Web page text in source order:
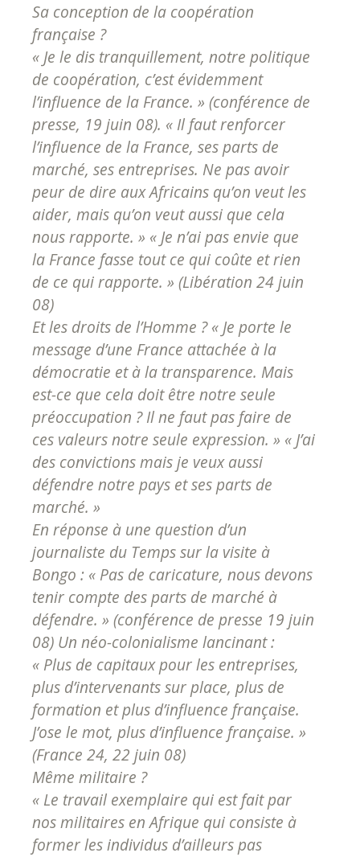
Sa conception de la coopération
française ?
« Je le dis tranquillement, notre politique
de coopération, c’est évidemment
l’influence de la France. » (conférence de
presse, 19 juin 08). « Il faut renforcer
l’influence de la France, ses parts de
marché, ses entreprises. Ne pas avoir
peur de dire aux Africains qu’on veut les
aider, mais qu’on veut aussi que cela
nous rapporte. » « Je n’ai pas envie que
la France fasse tout ce qui coûte et rien
de ce qui rapporte. » (Libération 24 juin
08)
Et les droits de l’Homme ?« Je porte le
message d’une France attachée à la
démocratie et à la transparence. Mais
est-ce que cela doit être notre seule
préoccupation ? Il ne faut pas faire de
ces valeurs notre seule expression. » « J’ai
des convictions mais je veux aussi
défendre notre pays et ses parts de
marché. »
En réponse à une question d’un
journaliste du Tempssur la visite à
Bongo : « Pas de caricature, nous devons
tenir compte des parts de marché à
défendre. » (conférence de presse 19 juin
08) Un néo-colonialisme lancinant :
« Plus de capitaux pour les entreprises,
plus d’intervenants sur place, plus de
formation et plus d’influence française.
J’ose le mot, plus d’influence française. »
(France 24, 22 juin 08)
Même militaire ?
« Le travail exemplaire qui est fait par
nos militaires en Afrique qui consiste à
former les individus d’ailleurs pas